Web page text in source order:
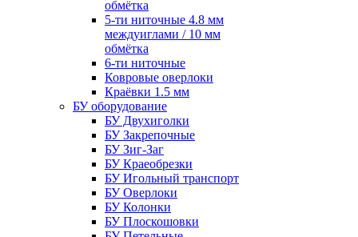
обмётка
5-ти ниточные 4.8 мм
междуиглами / 10 мм
обмётка
6-ти ниточные
Ковровые оверлоки
Краёвки 1.5 мм
БУ оборудование
БУ Двухиголки
БУ Закрепочные
БУ Зиг-Заг
БУ Краеобрезки
БУ Игольный транспорт
БУ Оверлоки
БУ Колонки
БУ Плоскошовки